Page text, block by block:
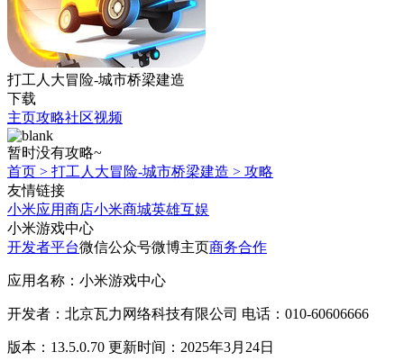
打工人大冒险-城市桥梁建造
下载
主页攻略社区视频
暂时没有攻略~
首页 > 打工人大冒险-城市桥梁建造 > 攻略
友情链接
小米应用商店小米商城英雄互娱
小米游戏中心
开发者平台微信公众号微博主页商务合作
应用名称：小米游戏中心
开发者：北京瓦力网络科技有限公司 电话：010-60606666
版本：13.5.0.70 更新时间：2025年3月24日